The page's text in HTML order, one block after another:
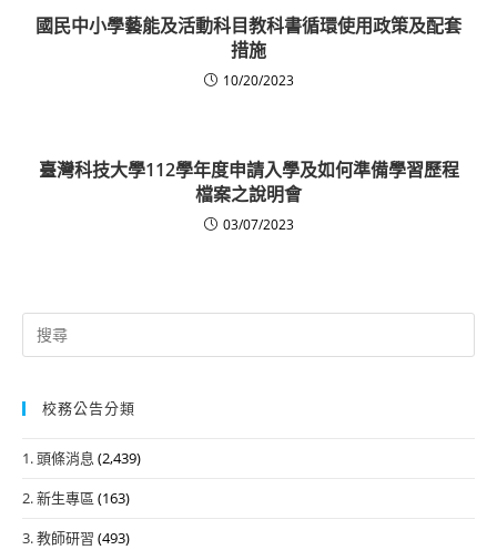
國民中小學藝能及活動科目教科書循環使用政策及配套
措施
10/20/2023
臺灣科技大學112學年度申請入學及如何準備學習歷程
檔案之說明會
03/07/2023
Search
for:
校務公告分類
1. 頭條消息 (2,439)
2. 新生專區 (163)
3. 教師研習 (493)